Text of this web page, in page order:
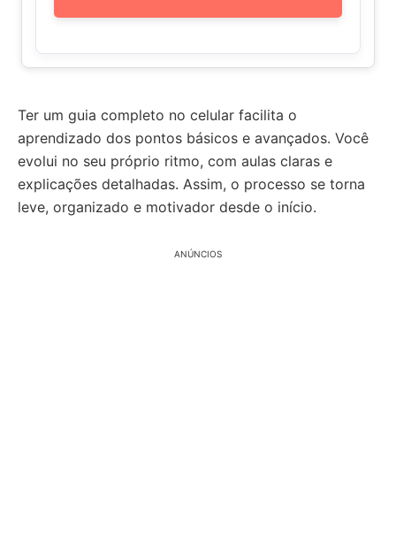
Ter um guia completo no celular facilita o
aprendizado dos pontos básicos e avançados. Você
evolui no seu próprio ritmo, com aulas claras e
explicações detalhadas. Assim, o processo se torna
leve, organizado e motivador desde o início.
ANÚNCIOS